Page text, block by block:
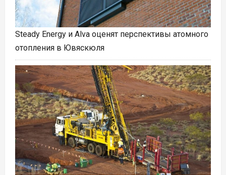
Steady Energy и Alva оценят перспективы атомного
отопления в Ювяскюля